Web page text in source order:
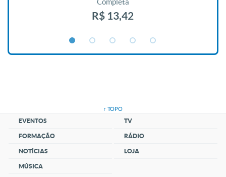
Completa
R$ 13,42
↑ TOPO
EVENTOS
FORMAÇÃO
NOTÍCIAS
MÚSICA
TV
RÁDIO
LOJA